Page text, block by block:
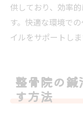
供しており、効率
す。快適な環境で
イルをサポートしま
整骨院の
す方法